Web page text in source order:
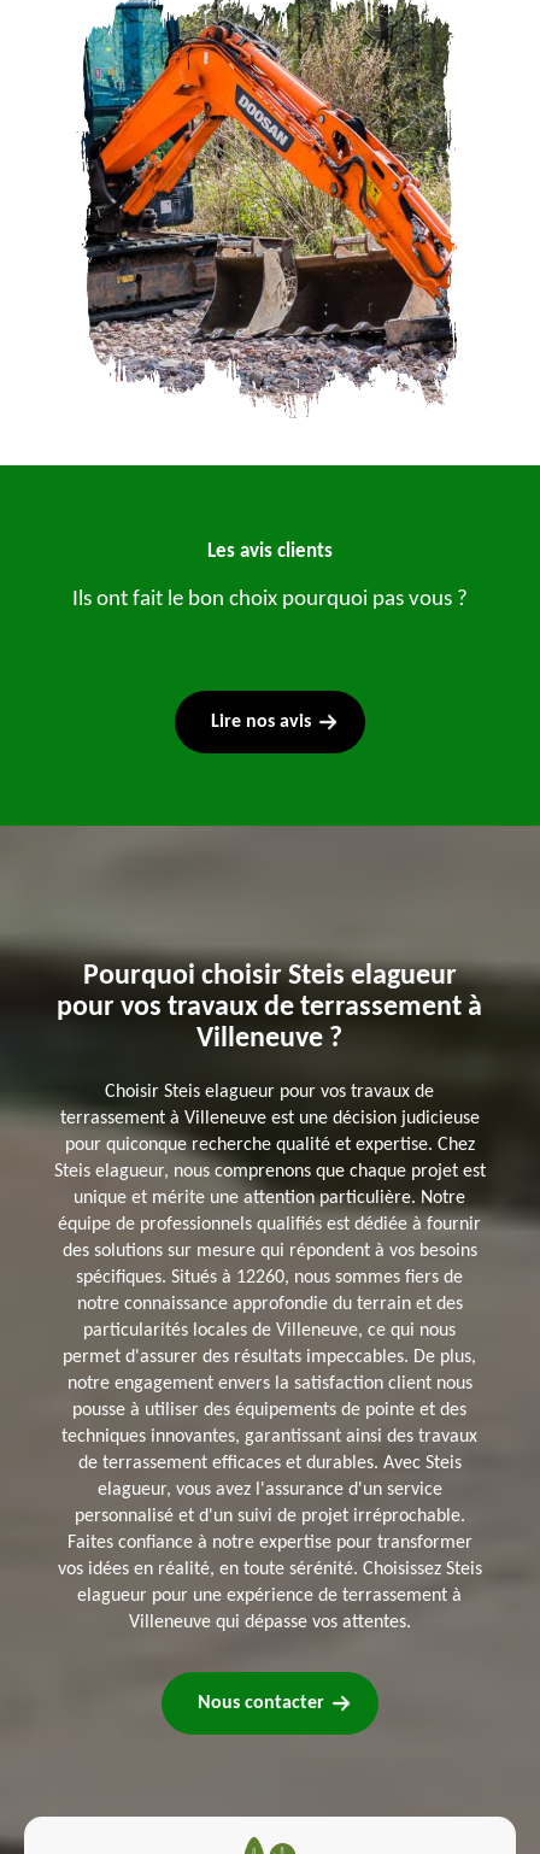
Les avis clients
Ils ont fait le bon choix pourquoi pas vous ?
Lire nos avis
Pourquoi choisir Steis elagueur
pour vos travaux de terrassement à
Villeneuve ?
Choisir Steis elagueur pour vos travaux de
terrassement à Villeneuve est une décision judicieuse
pour quiconque recherche qualité et expertise. Chez
Steis elagueur, nous comprenons que chaque projet est
unique et mérite une attention particulière. Notre
équipe de professionnels qualifiés est dédiée à fournir
des solutions sur mesure qui répondent à vos besoins
spécifiques. Situés à 12260, nous sommes fiers de
notre connaissance approfondie du terrain et des
particularités locales de Villeneuve, ce qui nous
permet d'assurer des résultats impeccables. De plus,
notre engagement envers la satisfaction client nous
pousse à utiliser des équipements de pointe et des
techniques innovantes, garantissant ainsi des travaux
de terrassement efficaces et durables. Avec Steis
elagueur, vous avez l'assurance d'un service
personnalisé et d'un suivi de projet irréprochable.
Faites confiance à notre expertise pour transformer
vos idées en réalité, en toute sérénité. Choisissez Steis
elagueur pour une expérience de terrassement à
Villeneuve qui dépasse vos attentes.
Nous contacter